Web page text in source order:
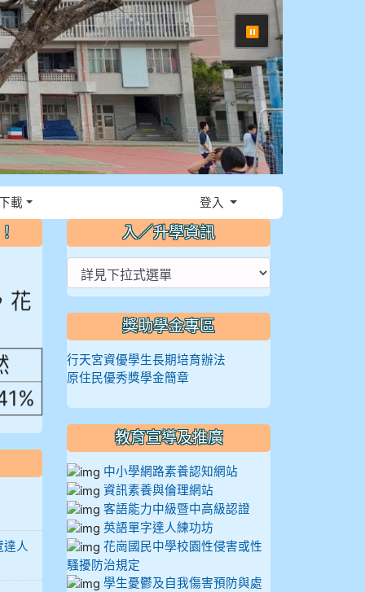
⏸
載 登入
花
達人
入／升學資訊
獎助學金專區
行天宮資優學生長期培育辦法
原住民優秀獎學金簡章
教育宣導及推廣
中小學網路素養認知網站
資訊素養與倫理網站
客語能力中級暨中高級認證
英語單字達人練功坊
花崗國民中學校園性侵害或性
騷擾防治規定
學生憂鬱及自我傷害預防與處